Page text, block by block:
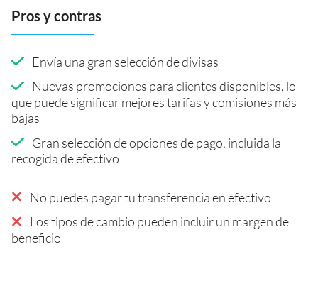
Pros y contras
Envía una gran selección de divisas
Nuevas promociones para clientes disponibles, lo
que puede significar mejores tarifas y comisiones más
bajas
Gran selección de opciones de pago, incluida la
recogida de efectivo
No puedes pagar tu transferencia en efectivo
Los tipos de cambio pueden incluir un margen de
beneficio